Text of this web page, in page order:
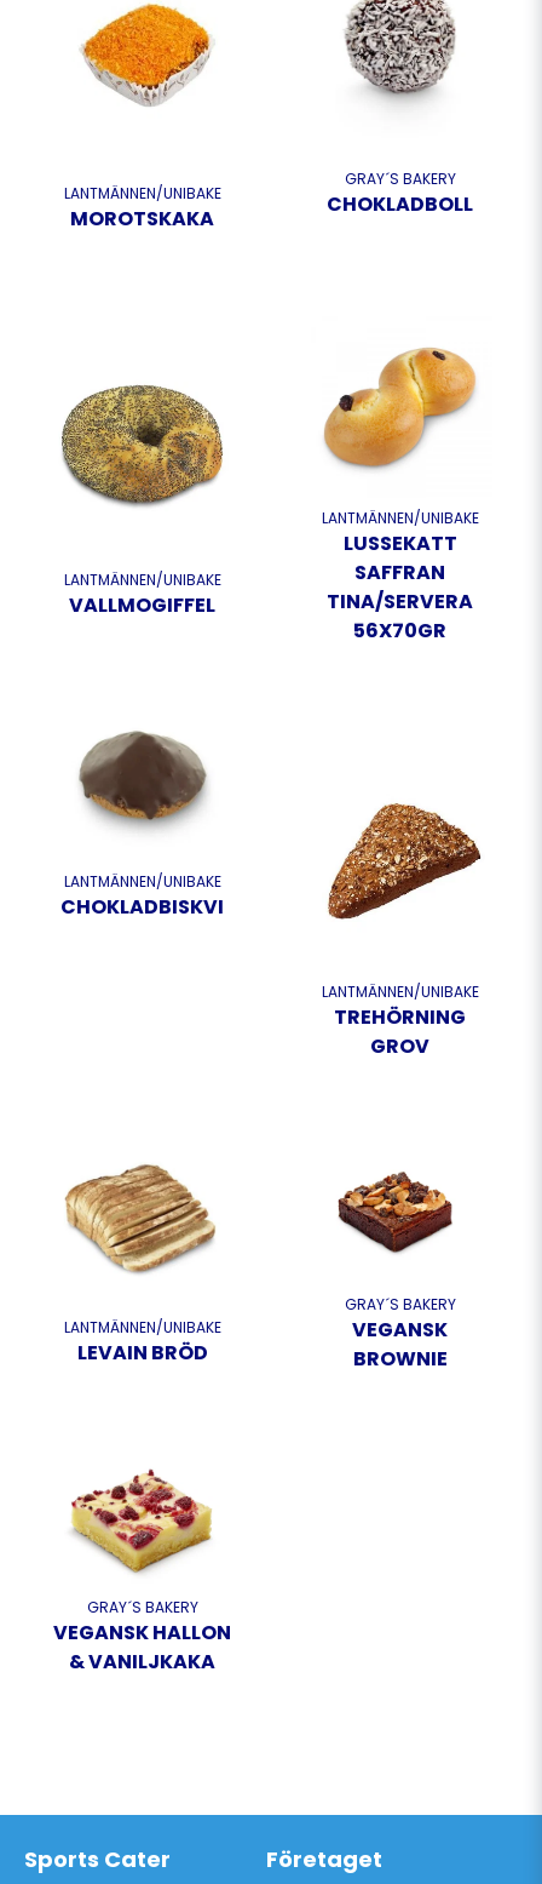
LANTMÄNNEN/UNIBAKE
MOROTSKAKA
GRAY´S BAKERY
CHOKLADBOLL
LANTMÄNNEN/UNIBAKE
VALLMOGIFFEL
LANTMÄNNEN/UNIBAKE
LUSSEKATT
SAFFRAN
TINA/SERVERA
56X70GR
LANTMÄNNEN/UNIBAKE
CHOKLADBISKVI
LANTMÄNNEN/UNIBAKE
TREHÖRNING
GROV
LANTMÄNNEN/UNIBAKE
LEVAIN BRÖD
GRAY´S BAKERY
VEGANSK
BROWNIE
GRAY´S BAKERY
VEGANSK HALLON
& VANILJKAKA
Sports Cater
Företaget